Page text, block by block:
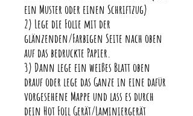
ein Muster oder einen Schriftzug)
2) Lege die Folie mit der
glänzenden/Farbigen Seite nach oben
auf das bedruckte Papier.
3) Dann lege ein weißes Blatt oben
drauf oder lege das Ganze in eine dafür
vorgesehene Mappe und lass es durch
dein Hot Foil Gerät/Laminiergerät